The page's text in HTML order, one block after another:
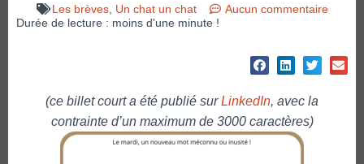
Les brèves, Un chat un chat
Aucun commentaire
Durée de lecture : moins d'une minute !
(ce billet court a été publié surLinkedIn, avec la
contrainte d’un maximum de 3000 caractères)